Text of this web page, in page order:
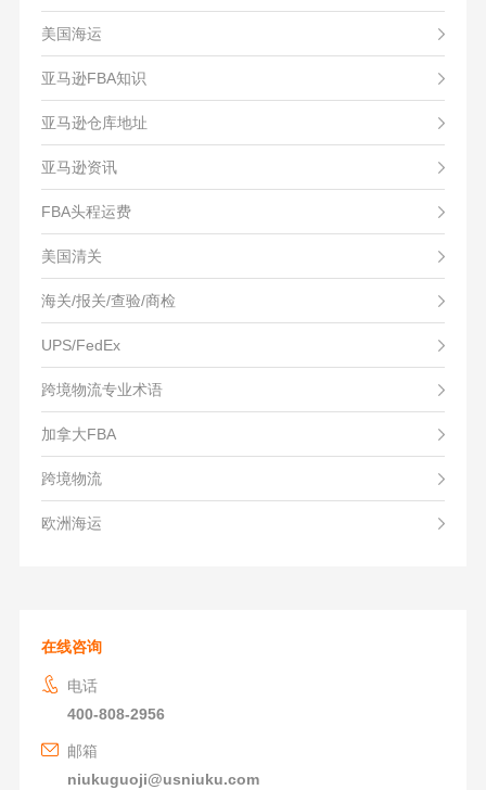
美国海运
亚马逊FBA知识
亚马逊仓库地址
亚马逊资讯
FBA头程运费
美国清关
海关/报关/查验/商检
UPS/FedEx
跨境物流专业术语
加拿大FBA
跨境物流
欧洲海运
在线咨询
电话
400-808-2956
邮箱
niukuguoji@usniuku.com